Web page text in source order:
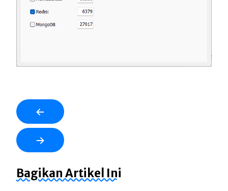
Bagikan Artikel Ini